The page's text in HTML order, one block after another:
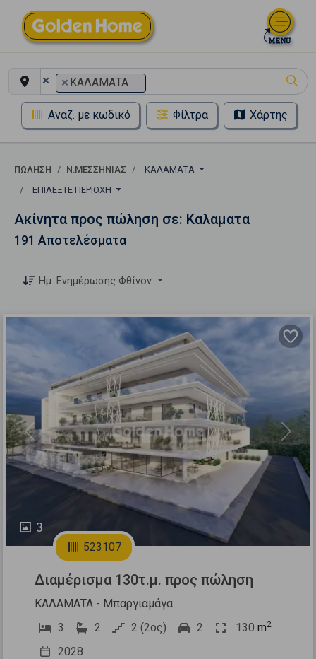
× × ΚΑΛΑΜΑΤΑ
Αναζ. με κωδικό Φίλτρα Χάρτης
ΠΏΛΗΣΗ Ν.ΜΕΣΣΗΝΙΑΣ
ΚΑΛΑΜΑΤΑ
ΕΠΙΛΈΞΤΕ ΠΕΡΙΟΧΉ
Ακίνητα προς πώληση σε: Καλαματα
191 Αποτελέσματα
Ημ. Ενημέρωσης Φθίνον
3
Previous Next
523107
Διαμέρισμα 130τ.μ. προς πώληση
ΚΑΛΑΜΑΤΑ - Μπαργιαμάγα
3
2 2 (2ος) 2 130 m2
2028